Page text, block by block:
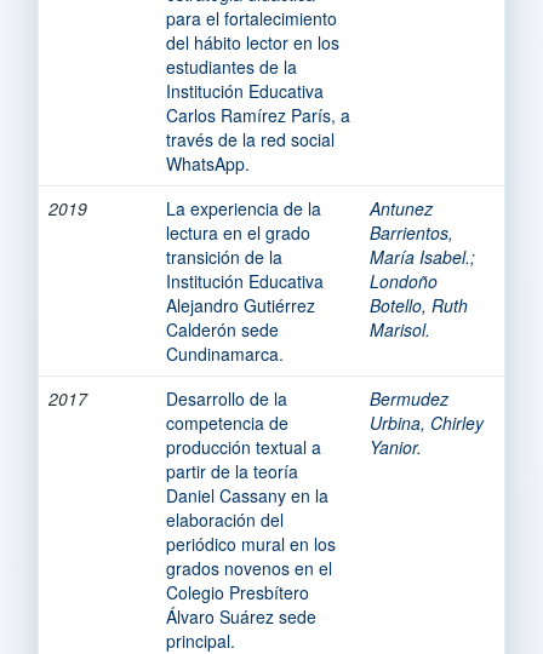
para el fortalecimiento
del hábito lector en los
estudiantes de la
Institución Educativa
Carlos Ramírez París, a
través de la red social
WhatsApp.
2019
La experiencia de la
lectura en el grado
transición de la
Institución Educativa
Alejandro Gutiérrez
Calderón sede
Cundinamarca.
Antunez
Barrientos,
María Isabel.;
Londoño
Botello, Ruth
Marisol.
2017
Desarrollo de la
competencia de
producción textual a
partir de la teoría
Daniel Cassany en la
elaboración del
periódico mural en los
grados novenos en el
Colegio Presbítero
Álvaro Suárez sede
principal.
Bermudez
Urbina, Chirley
Yanior.